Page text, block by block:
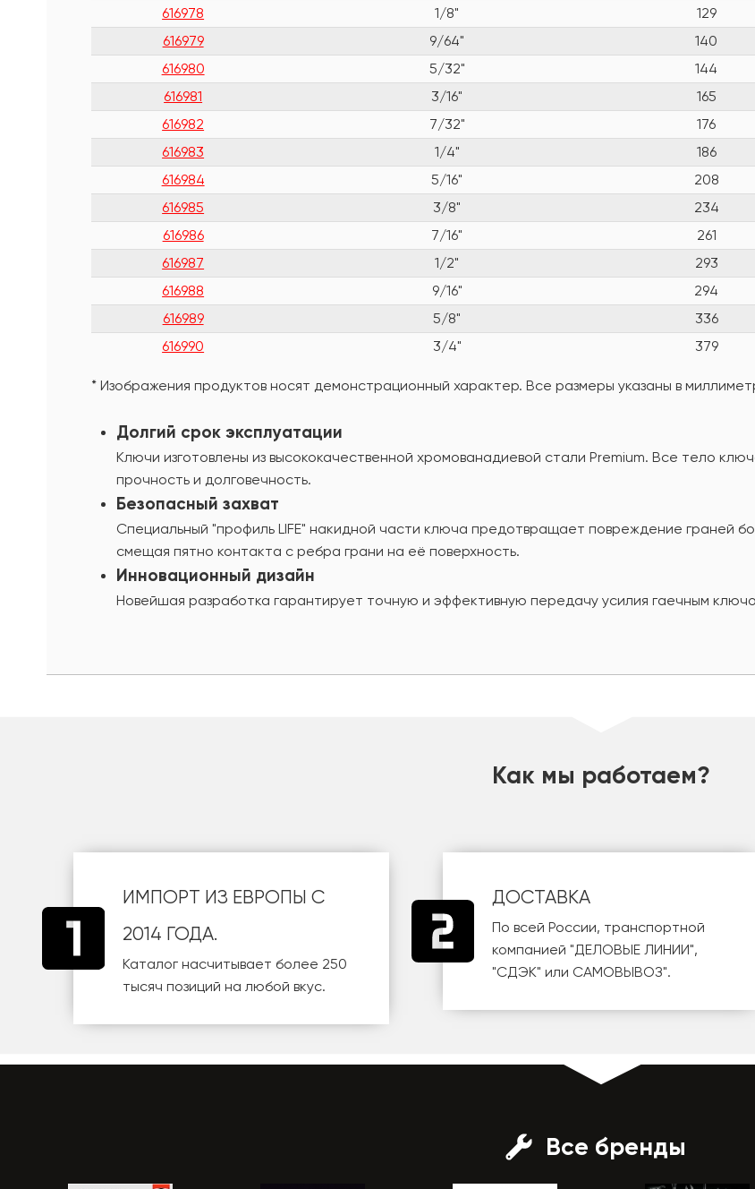
616978
1/8" 129
616979
9/64" 140
616980
5/32" 144
616981
3/16" 165
616982
7/32" 176
616983
1/4" 186
616984
5/16" 208
616985
3/8" 234
616986
7/16" 261
616987
1/2" 293
616988
9/16" 294
616989
5/8" 336
616990
3/4" 379
* Изображения продуктов носят демонстрационный характер. Все размеры указаны в
Долгий срок эксплуатации
Ключи изготовлены из высококачественной хромованадиевой стали Premium. Все тело
прочность и долговечность.
Безопасный захват
Специальный "профиль LIFE" накидной части ключа предотвращает повреждение граней
смещая пятно контакта с ребра грани на её поверхность.
Инновационный дизайн
Новейшая разработка гарантирует точную и эффективную передачу усилия гаечным
Как мы работаем?
ИМПОРТ ИЗ ЕВРОПЫ С
2014 ГОДА.
Каталог насчитывает более 250
тысяч позиций на любой вкус.
ДОСТАВКА
По всей России, транспортной
компанией"ДЕЛОВЫЕ ЛИНИИ",
"СДЭК" или САМОВЫВОЗ".
Все бренды